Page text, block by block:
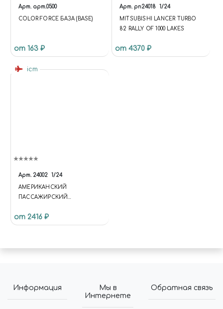
Арт. арт.0500
COLOR FORCE БАЗА (BASE)
от 163 ₽
Арт. pn24018 1/24
MITSUBISHI LANCER TURBO
82 RALLY OF 1000 LAKES
от 4370 ₽
icm
Арт. 24002 1/24
АМЕРИКАНСКИЙ
ПАССАЖИРСКИЙ
TOURING
от 2416 ₽
Информация
Мы в
Интернете
Обратная связь